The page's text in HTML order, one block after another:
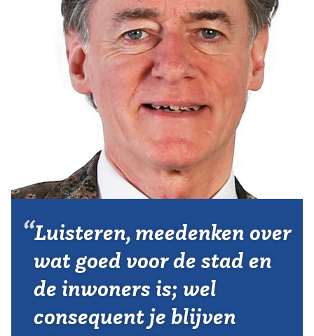
Opleiding
Kennis & Informatie
Luisteren, meedenken over
wat goed voor de stad en
de inwoners is; wel
consequent je blijven